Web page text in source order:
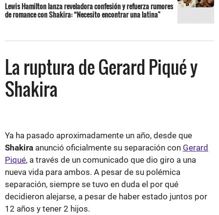
Lewis Hamilton lanza reveladora confesión y refuerza rumores
de romance con Shakira: “Necesito encontrar una latina"
La ruptura de Gerard Piqué y
Shakira
Ya ha pasado aproximadamente un año, desde que
Shakira anunció oficialmente su separación con Gerard
Piqué, a través de un comunicado que dio giro a una
nueva vida para ambos. A pesar de su polémica
separación, siempre se tuvo en duda el por qué
decidieron alejarse, a pesar de haber estado juntos por
12 años y tener 2 hijos.